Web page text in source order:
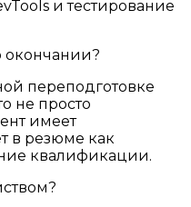
и тестирование
окончании?
переподготовке
не просто
имеет
в резюме как
квалификации.